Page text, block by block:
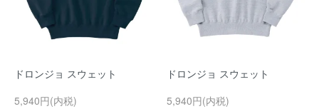
ドロンジョ スウェット
5,940円(内税)
ドロンジョ スウェット
5,940円(内税)